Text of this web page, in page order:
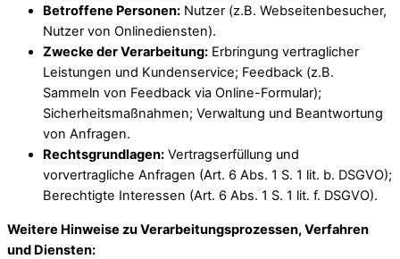
Betroffene Personen: Nutzer (z.B. Webseitenbesucher,
Nutzer von Onlinediensten).
Zwecke der Verarbeitung: Erbringung vertraglicher
Leistungen und Kundenservice; Feedback (z.B.
Sammeln von Feedback via Online-Formular);
Sicherheitsmaßnahmen; Verwaltung und Beantwortung
von Anfragen.
Rechtsgrundlagen: Vertragserfüllung und
vorvertragliche Anfragen (Art. 6 Abs. 1 S. 1 lit. b. DSGVO);
Berechtigte Interessen (Art. 6 Abs. 1 S. 1 lit. f. DSGVO).
Weitere Hinweise zu Verarbeitungsprozessen, Verfahren
und Diensten: